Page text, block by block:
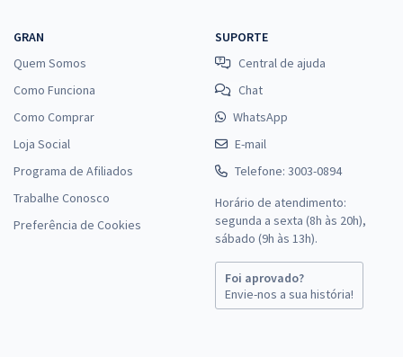
GRAN
Quem Somos
Como Funciona
Como Comprar
Loja Social
Programa de Afiliados
Trabalhe Conosco
Preferência de Cookies
SUPORTE
Central de ajuda
Chat
WhatsApp
E-mail
Telefone: 3003-0894
Horário de atendimento:
segunda a sexta (8h às 20h),
sábado (9h às 13h).
Foi aprovado?
Envie-nos a sua história!